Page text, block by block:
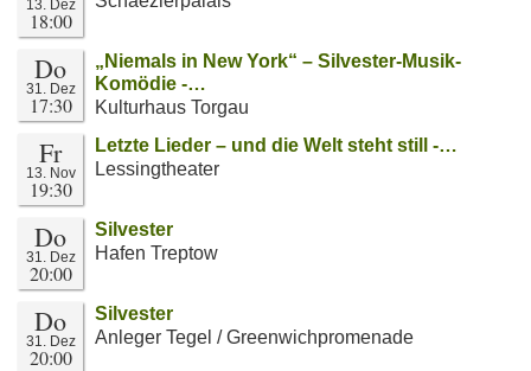
13. Dez
18:00
Do
31. Dez
17:30
„Niemals in New York“ – Silvester-Musik-
Komödie -…
Kulturhaus Torgau
Fr
13. Nov
19:30
Letzte Lieder – und die Welt steht still -…
Lessingtheater
Do
31. Dez
20:00
Silvester
Hafen Treptow
Do
31. Dez
20:00
Silvester
Anleger Tegel / Greenwichpromenade